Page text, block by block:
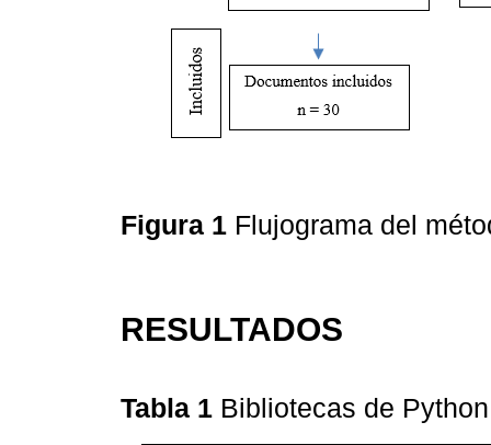
Figura 1 Flujograma del
RESULTADOS
Tabla 1 Bibliotecas de